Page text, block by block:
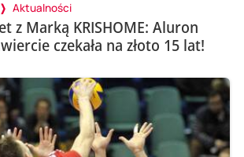
Aktualności
z Marką KRISHOME: Aluron
czekała na złoto 15 lat!